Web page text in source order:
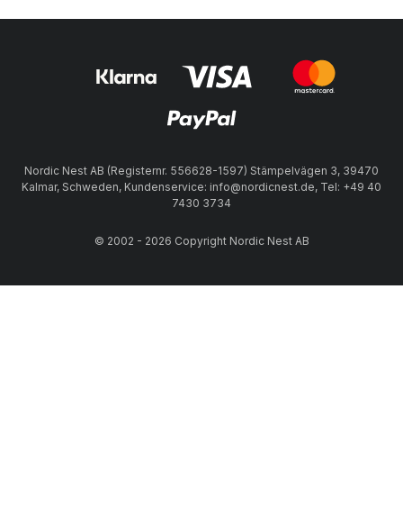
Nordic Nest AB (Registernr. 556628-1597) Stämpelvägen 3, 39470
Kalmar, Schweden, Kundenservice: info@nordicnest.de, Tel: +49 40
7430 3734
© 2002 - 2026 Copyright Nordic Nest AB